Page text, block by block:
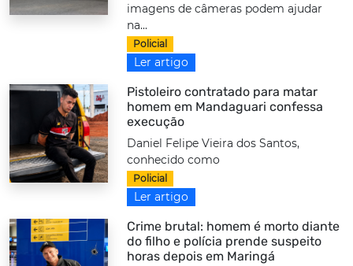
imagens de câmeras podem ajudar
na...
Policial
Ler artigo
Pistoleiro contratado para matar
homem em Mandaguari confessa
execução
Daniel Felipe Vieira dos Santos,
conhecido como
Policial
Ler artigo
Crime brutal: homem é morto diante
do filho e polícia prende suspeito
horas depois em Maringá